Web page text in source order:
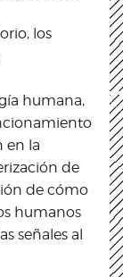
los
humana,
en la
de
de cómo
humanos
señales al